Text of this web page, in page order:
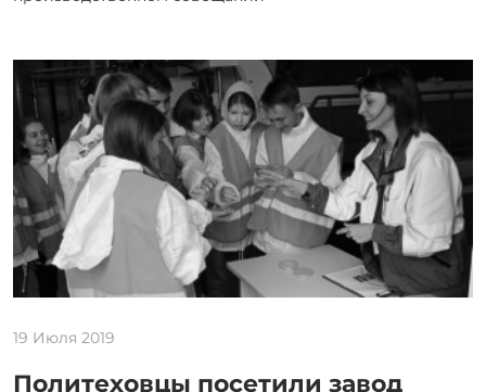
19 Июля 2019
Политеховцы посетили завод